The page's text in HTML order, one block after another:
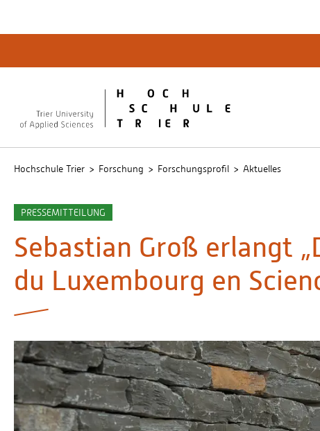
Hochschule Trier Forschung Forschungsprofil Aktuelles
PRESSEMITTEILUNG
Sebastian Groß erlangt
du Luxembourg en